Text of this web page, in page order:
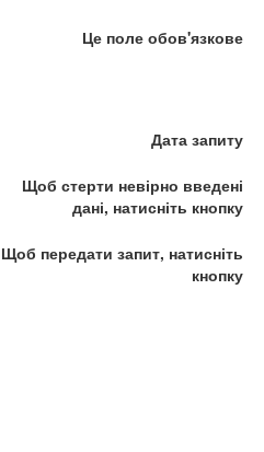
Це поле обов'язкове
Дата запиту
Щоб стерти невірно введені
дані, натисніть кнопку
Щоб передати запит, натисніть
кнопку